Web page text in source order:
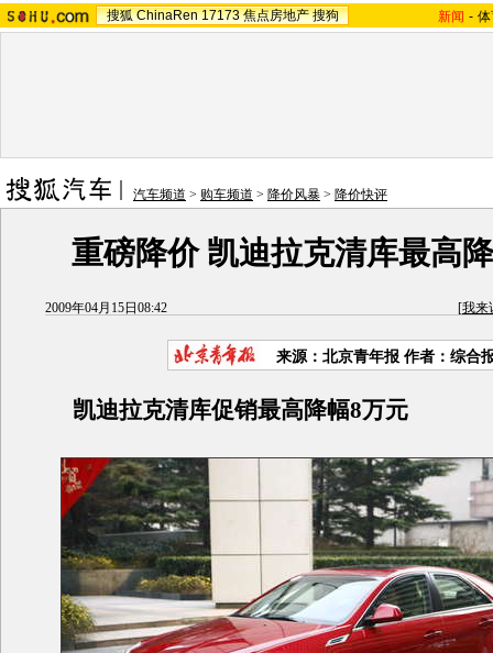
搜狐 ChinaRen 17173 焦点房地产 搜狗 新闻 -
汽车频道 > 购车频道 > 降价风暴 > 降价快评
重磅降价 凯迪拉克清库最高
2009年04月15日08:42 [我来
来源： 北京青年报 作者：综合
凯迪拉克清库促销最高降幅8万元